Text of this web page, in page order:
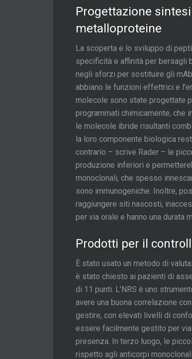
Progettazione
metalloproteine
La scoperta e lo sviluppo di
specificità e affinità per bersagli
negli sforzi per sostituire gli
abbiano le funzioni effettrici e
molecole sono state progettate
programmati chimicamente, che
le molecole ibride risultanti
la loro componente biologica
contrario – scrive Rader – le
produzione inferiori e
monoclonali, che spesso
sono immunogeniche. Inoltre,
raggiungere siti nascosti,
per via orale e hanno una durata
Prodotti per il
È stato usato un metodo di
è stato chiesto ai pazienti di
di 11 punti. L’NRS è uno
avere una buona correlazione
gestire, con elevati livelli di
essere facilmente gestito per
presenza. In terzo luogo, le
rispetto agli anticorpi